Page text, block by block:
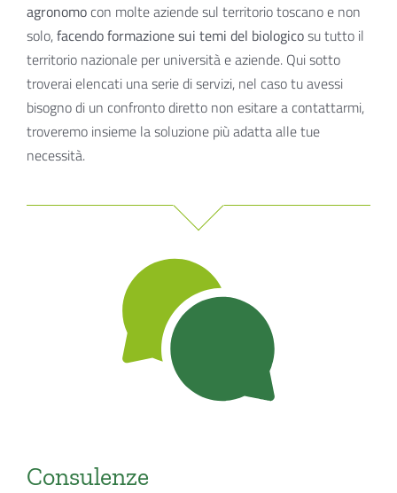
agronomo con molte aziende sul territorio toscano e non
solo,facendo formazione sui temi del biologicosu tutto il
territorio nazionale per università e aziende. Qui sotto
troverai elencati una serie di servizi, nel caso tu avessi
bisogno di un confronto diretto non esitare a contattarmi,
troveremo insieme la soluzione più adatta alle tue
necessità.
Consulenze